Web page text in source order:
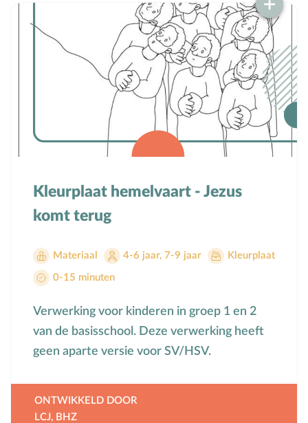
Kleurplaat hemelvaart - Jezus
komt terug
Materiaal 4-6 jaar, 7-9 jaar Kleurplaat
0-15 minuten
Verwerking voor kinderen in groep 1 en 2
van de basisschool. Deze verwerking heeft
geen aparte versie voor SV/HSV.
ONTWIKKELD DOOR
LCJ, BHZ